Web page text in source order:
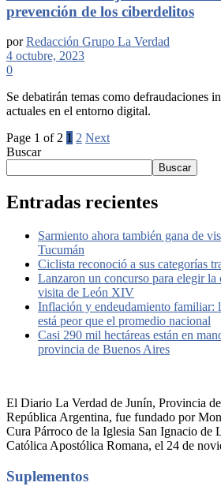
prevención de los ciberdelitos
por Redacción Grupo La Verdad
4 octubre, 2023
0
Se debatirán temas como defraudaciones
actuales en el entorno digital.
Page 1 of 2 1 2 Next
Buscar
Buscar
Entradas recientes
Sarmiento ahora también gana de
Tucumán
Ciclista reconoció a sus categorías
Lanzaron un concurso para elegir
visita de León XIV
Inflación y endeudamiento familiar:
está peor que el promedio nacional
Casi 290 mil hectáreas están en
provincia de Buenos Aires
El Diario La Verdad de Junín, Provincia
República Argentina, fue fundado por
Cura Párroco de la Iglesia San Ignacio de
Católica Apostólica Romana, el 24 de
Suplementos